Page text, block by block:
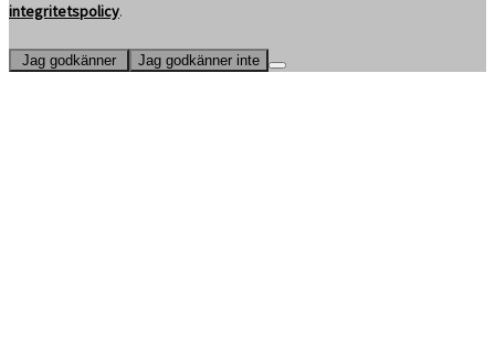
integritetspolicy.
Jag godkänner Jag godkänner inte